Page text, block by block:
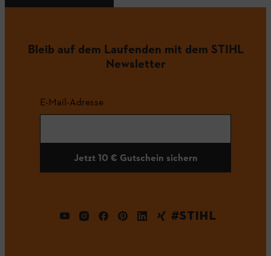
Bleib auf dem Laufenden mit dem STIHL
Newsletter
E-Mail-Adresse
Jetzt 10 € Gutschein sichern
#STIHL